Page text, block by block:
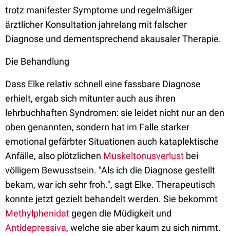
trotz manifester Symptome und regelmäßiger
ärztlicher Konsultation jahrelang mit falscher
Diagnose und dementsprechend akausaler Therapie.
Die Behandlung
Dass Elke relativ schnell eine fassbare Diagnose
erhielt, ergab sich mitunter auch aus ihren
lehrbuchhaften Syndromen: sie leidet nicht nur an den
oben genannten, sondern hat im Falle starker
emotional gefärbter Situationen auch kataplektische
Anfälle, also plötzlichen Muskeltonusverlust bei
völligem Bewusstsein. "Als ich die Diagnose gestellt
bekam, war ich sehr froh.", sagt Elke. Therapeutisch
konnte jetzt gezielt behandelt werden. Sie bekommt
Methylphenidatgegen die Müdigkeit und
Antidepressiva, welche sie aber kaum zu sich nimmt.